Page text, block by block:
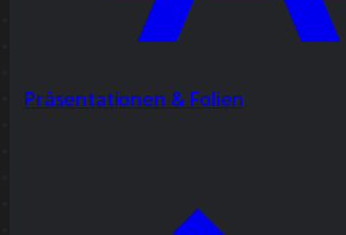
Präsentationen & Folien